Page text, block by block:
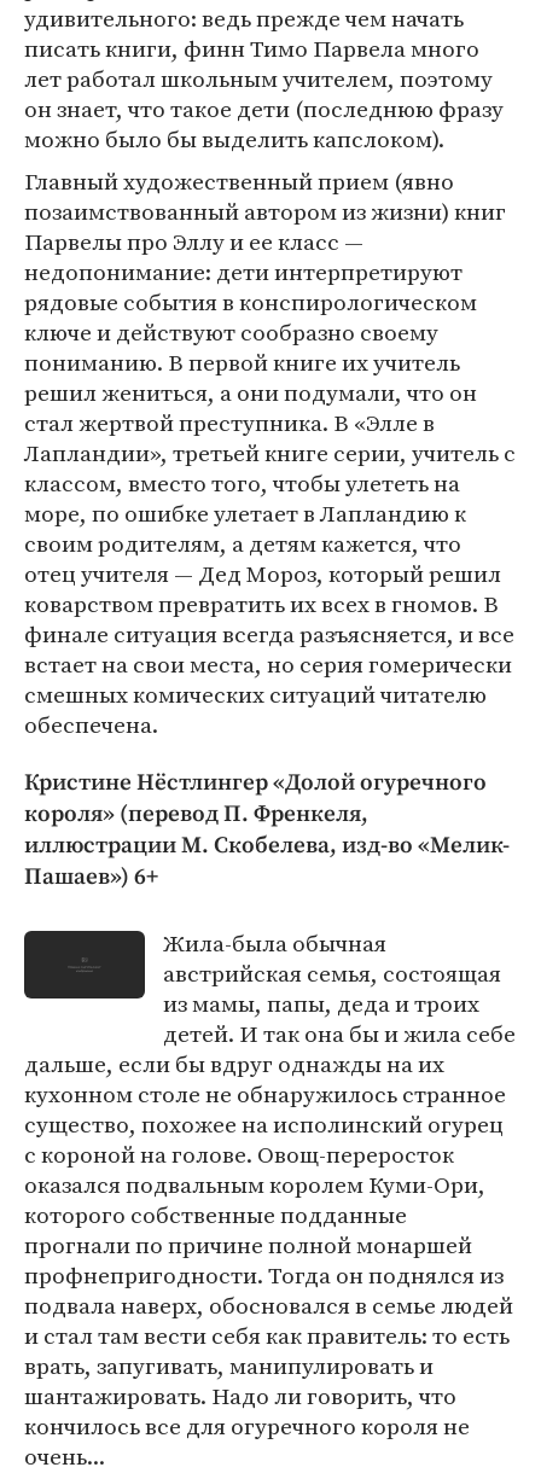
удивительного: ведь прежде чем начать
писать книги, финн Тимо Парвела много
лет работал школьным учителем, поэтому
он знает, что такое дети (последнюю фразу
можно было бы выделить капслоком).
Главный художественный прием (явно
позаимствованный автором из жизни) книг
Парвелы про Эллу и ее класс —
недопонимание: дети интерпретируют
рядовые события в конспирологическом
ключе и действуют сообразно своему
пониманию. В первой книге их учитель
решил жениться, а они подумали, что он
стал жертвой преступника. В «Элле в
Лапландии», третьей книге серии, учитель с
классом, вместо того, чтобы улететь на
море, по ошибке улетает в Лапландию к
своим родителям, а детям кажется, что
отец учителя — Дед Мороз, который решил
коварством превратить их всех в гномов. В
финале ситуация всегда разъясняется, и все
встает на свои места, но серия гомерически
смешных комических ситуаций читателю
обеспечена.
Кристине Нёстлингер «Долой огуречного
короля» (перевод П. Френкеля,
иллюстрации М. Скобелева, изд-во «Мелик-
Пашаев») 6+
Жила-была обычная
австрийская семья, состоящая
из мамы, папы, деда и троих
детей. И так она бы и жила себе
дальше, если бы вдруг однажды на их
кухонном столе не обнаружилось странное
существо, похожее на исполинский огурец
с короной на голове. Овощ-переросток
оказался подвальным королем Куми-Ори,
которого собственные подданные
прогнали по причине полной монаршей
профнепригодности. Тогда он поднялся из
подвала наверх, обосновался в семье людей
и стал там вести себя как правитель: то есть
врать, запугивать, манипулировать и
шантажировать. Надо ли говорить, что
кончилось все для огуречного короля не
очень...